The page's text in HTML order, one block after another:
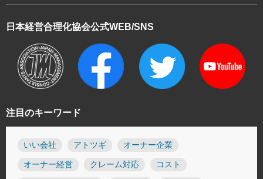
注目のキーワード
いい会社 アトツギ オーナー企業
オーナー経営 クレーム対応 コスト
日本経営合理化協会公式WEB/SNS